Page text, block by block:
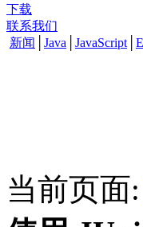
下载
联系我们
新闻
Java JavaScript
当前页面: